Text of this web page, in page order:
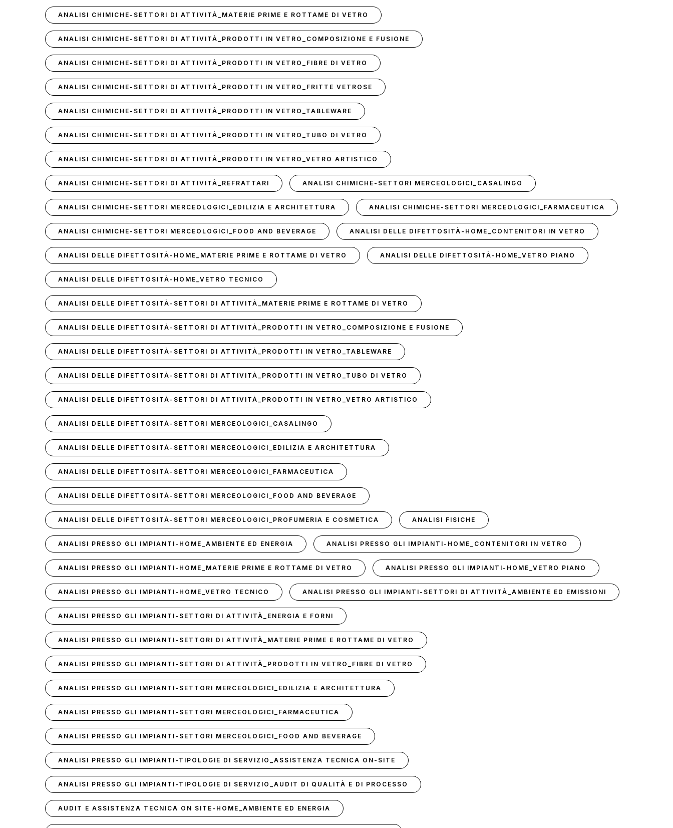
ANALISI CHIMICHE-SETTORI DI ATTIVITÀ_MATERIE PRIME E ROTTAME DI VETRO
ANALISI CHIMICHE-SETTORI DI ATTIVITÀ_PRODOTTI IN VETRO_COMPOSIZIONE E FUSIONE
ANALISI CHIMICHE-SETTORI DI ATTIVITÀ_PRODOTTI IN VETRO_FIBRE DI VETRO
ANALISI CHIMICHE-SETTORI DI ATTIVITÀ_PRODOTTI IN VETRO_FRITTE VETROSE
ANALISI CHIMICHE-SETTORI DI ATTIVITÀ_PRODOTTI IN VETRO_TABLEWARE
ANALISI CHIMICHE-SETTORI DI ATTIVITÀ_PRODOTTI IN VETRO_TUBO DI VETRO
ANALISI CHIMICHE-SETTORI DI ATTIVITÀ_PRODOTTI IN VETRO_VETRO ARTISTICO
ANALISI CHIMICHE-SETTORI DI ATTIVITÀ_REFRATTARI ANALISI CHIMICHE-SETTORI MERCEOLOGICI_CASALINGO
ANALISI CHIMICHE-SETTORI MERCEOLOGICI_EDILIZIA E ARCHITETTURA ANALISI CHIMICHE-SETTORI MERCEOLOGICI_FARMACEUTICA
ANALISI CHIMICHE-SETTORI MERCEOLOGICI_FOOD AND BEVERAGE ANALISI DELLE DIFETTOSITÀ-HOME_CONTENITORI IN VETRO
ANALISI DELLE DIFETTOSITÀ-HOME_MATERIE PRIME E ROTTAME DI VETRO ANALISI DELLE DIFETTOSITÀ-HOME_VETRO PIANO
ANALISI DELLE DIFETTOSITÀ-HOME_VETRO TECNICO
ANALISI DELLE DIFETTOSITÀ-SETTORI DI ATTIVITÀ_MATERIE PRIME E ROTTAME DI VETRO
ANALISI DELLE DIFETTOSITÀ-SETTORI DI ATTIVITÀ_PRODOTTI IN VETRO_COMPOSIZIONE E FUSIONE
ANALISI DELLE DIFETTOSITÀ-SETTORI DI ATTIVITÀ_PRODOTTI IN VETRO_TABLEWARE
ANALISI DELLE DIFETTOSITÀ-SETTORI DI ATTIVITÀ_PRODOTTI IN VETRO_TUBO DI VETRO
ANALISI DELLE DIFETTOSITÀ-SETTORI DI ATTIVITÀ_PRODOTTI IN VETRO_VETRO ARTISTICO
ANALISI DELLE DIFETTOSITÀ-SETTORI MERCEOLOGICI_CASALINGO
ANALISI DELLE DIFETTOSITÀ-SETTORI MERCEOLOGICI_EDILIZIA E ARCHITETTURA
ANALISI DELLE DIFETTOSITÀ-SETTORI MERCEOLOGICI_FARMACEUTICA
ANALISI DELLE DIFETTOSITÀ-SETTORI MERCEOLOGICI_FOOD AND BEVERAGE
ANALISI DELLE DIFETTOSITÀ-SETTORI MERCEOLOGICI_PROFUMERIA E COSMETICA ANALISI FISICHE
ANALISI PRESSO GLI IMPIANTI-HOME_AMBIENTE ED ENERGIA ANALISI PRESSO GLI IMPIANTI-HOME_CONTENITORI IN VETRO
ANALISI PRESSO GLI IMPIANTI-HOME_MATERIE PRIME E ROTTAME DI VETRO ANALISI PRESSO GLI IMPIANTI-HOME_VETRO PIANO
ANALISI PRESSO GLI IMPIANTI-HOME_VETRO TECNICO ANALISI PRESSO GLI IMPIANTI-SETTORI DI ATTIVITÀ_AMBIENTE ED EMISSIONI
ANALISI PRESSO GLI IMPIANTI-SETTORI DI ATTIVITÀ_ENERGIA E FORNI
ANALISI PRESSO GLI IMPIANTI-SETTORI DI ATTIVITÀ_MATERIE PRIME E ROTTAME DI VETRO
ANALISI PRESSO GLI IMPIANTI-SETTORI DI ATTIVITÀ_PRODOTTI IN VETRO_FIBRE DI VETRO
ANALISI PRESSO GLI IMPIANTI-SETTORI MERCEOLOGICI_EDILIZIA E ARCHITETTURA
ANALISI PRESSO GLI IMPIANTI-SETTORI MERCEOLOGICI_FARMACEUTICA
ANALISI PRESSO GLI IMPIANTI-SETTORI MERCEOLOGICI_FOOD AND BEVERAGE
ANALISI PRESSO GLI IMPIANTI-TIPOLOGIE DI SERVIZIO_ASSISTENZA TECNICA ON-SITE
ANALISI PRESSO GLI IMPIANTI-TIPOLOGIE DI SERVIZIO_AUDIT DI QUALITÀ E DI PROCESSO
AUDIT E ASSISTENZA TECNICA ON SITE-HOME_AMBIENTE ED ENERGIA